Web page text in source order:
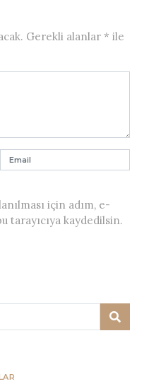
Gerekli alanlar * ile
için adım, e-
tarayıcıya kaydedilsin.